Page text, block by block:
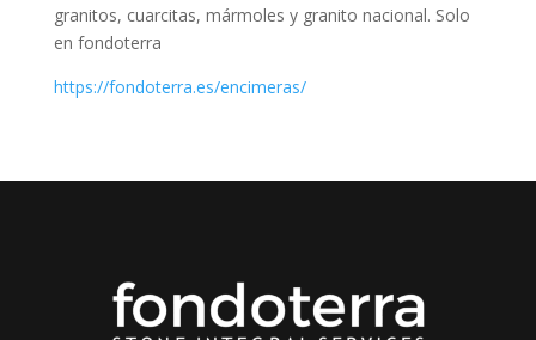
granitos, cuarcitas, mármoles y granito nacional. Solo
en fondoterra
https://fondoterra.es/encimeras/